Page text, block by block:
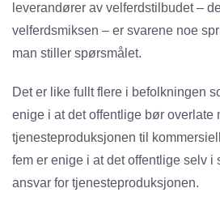
leverandører av velferdstilbudet –
velferdsmiksen – er svarene noe
man stiller spørsmålet.
Det er like fullt flere i befolkningen
enige i at det offentlige bør overlate
tjenesteproduksjonen til
fem er enige i at det offentlige selv i
ansvar for tjenesteproduksjonen.